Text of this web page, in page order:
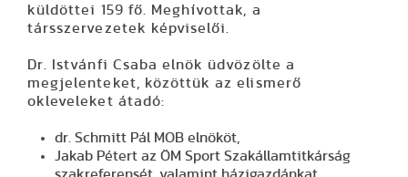
küldöttei 159 fő. Meghívottak, a
társszervezetek képviselői.
Dr. Istvánfi Csaba elnök üdvözölte a
megjelenteket, közöttük az elismerő
okleveleket átadó:
dr. Schmitt Pál MOB elnököt,
Jakab Pétert az ÖM Sport Szakállamtitkárság
szakreferensét, valamint házigazdánkat